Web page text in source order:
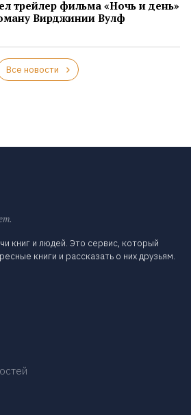
трейлер фильма «Ночь и день»
Вирджинии Вулф
Все новости
книг и людей. Это сервис, который
книги и рассказать о них друзьям.